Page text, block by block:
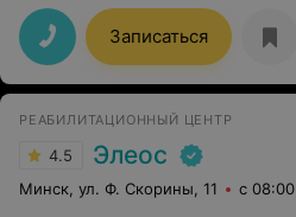
Записаться
РЕАБИЛИТАЦИОННЫЙ ЦЕНТР
4.5 Элеос
Минск, ул. Ф. Скорины, 11 с 08:00